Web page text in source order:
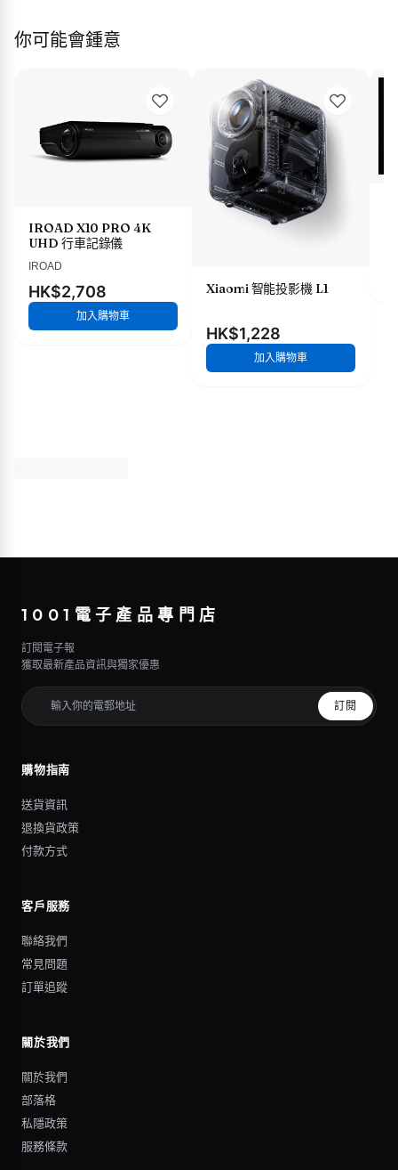
你可能會鍾意
IROAD X10 PRO 4K
UHD 行車記錄儀
IROAD
HK$2,708
加入購物車
Xiaomi 智能投影機 L1
HK$1,228
加入購物車
1001電子產品專門店
訂閱電子報
獲取最新產品資訊與獨家優惠
訂閱
購物指南
送貨資訊
退換貨政策
付款方式
客戶服務
聯絡我們
常見問題
訂單追蹤
關於我們
關於我們
部落格
私隱政策
服務條款